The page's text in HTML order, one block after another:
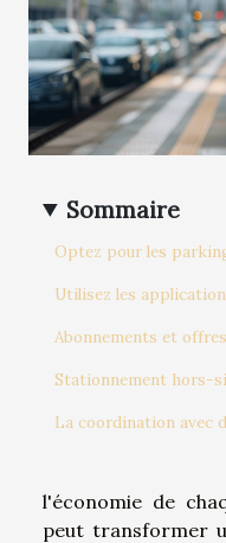
Sommaire
Optez pour les
Utilisez les
Abonnements et
Stationnement hors-
La coordination avec
l'économie de
peut transformer